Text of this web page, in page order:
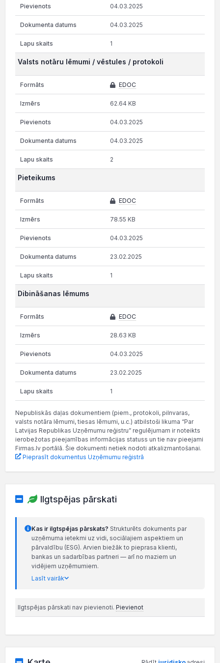
04.03.2025
04.03.2025
1
Valsts notāru lēmumi / vēstules / protokoli
EDOC
62.64 KB
04.03.2025
04.03.2025
2
Pieteikums
EDOC
78.55 KB
04.03.2025
23.02.2025
1
Dibināšanas lēmums
EDOC
28.63 KB
04.03.2025
23.02.2025
1
Nepubliskās daļas dokumentiem (piem., protokoli, pilnvaras,
valsts notāra lēmumi, tiesas lēmumi, u.c.) atbilstoši likuma “Par
Latvijas Republikas Uzņēmumu reģistru” regulējumam ir noteikts
ierobežotas pieejamības informācijas statuss un tie nav pieejami
Firmas.lv portālā. Šie dokumenti netiek nodoti atkalizmantošanai.
Pieprasīt dokumentus Uzņēmumu reģistrā
Ilgtspējas pārskati
Kas ir ilgtspējas pārskats? Strukturēts dokuments par
uzņēmuma ietekmi uz vidi, sociālajiem aspektiem un
pārvaldību (ESG). Arvien biežāk to pieprasa klienti,
bankas un sadarbības partneri — arī no maziem un
vidējiem uzņēmumiem.
Lasīt vairāk
Ilgtspējas pārskati nav pievienoti. Pievienot